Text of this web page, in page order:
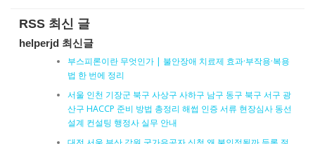
RSS 최신 글
helperjd 최신글
부스피론이란 무엇인가 | 불안장애 치료제 효과·부작용·복용
법 한 번에 정리
서울 인천 기장군 북구 사상구 사하구 남구 동구 북구 서구 광
산구 HACCP 준비 방법 총정리 해썹 인증 서류 현장심사 동선
설계 컨설팅 행정사 실무 안내